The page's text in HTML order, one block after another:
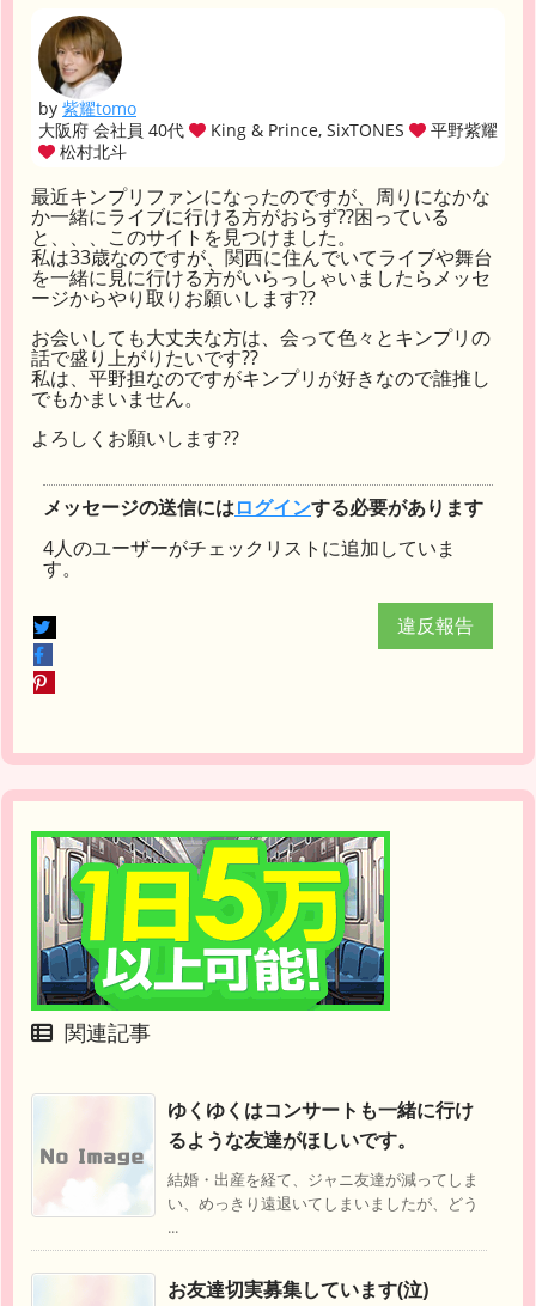
by 紫耀tomo
大阪府 会社員 40代
King & Prince, SixTONES
平野紫耀
松村北斗
最近キンプリファンになったのですが、周りになかな
か一緒にライブに行ける方がおらず??困っている
と、、、このサイトを見つけました。
私は33歳なのですが、関西に住んでいてライブや舞台
を一緒に見に行ける方がいらっしゃいましたらメッセ
ージからやり取りお願いします??
お会いしても大丈夫な方は、会って色々とキンプリの
話で盛り上がりたいです??
私は、平野担なのですがキンプリが好きなので誰推し
でもかまいません。
よろしくお願いします??
メッセージの送信にはログインする必要があります
4人のユーザーがチェックリストに追加していま
す。
違反報告
関連記事
ゆくゆくはコンサートも一緒に行け
るような友達がほしいです。
結婚・出産を経て、ジャニ友達が減ってしま
い、めっきり遠退いてしまいましたが、どう
...
お友達切実募集しています(泣)